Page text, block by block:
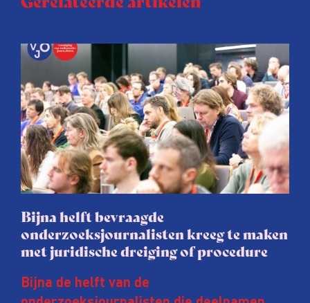
Bijna helft bevraagde
onderzoeksjournalisten kreeg te maken
met juridische dreiging of procedure
Bijna de helft van de